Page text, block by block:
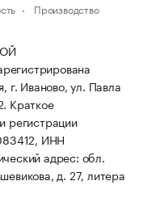
Производство
г. Иваново, ул. Павла
Краткое
регистрации
ИНН
адрес: обл.
д. 27, литера